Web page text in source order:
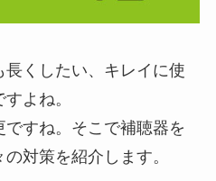
くしたい、キレイに使
よね。
すね。そこで補聴器を
対策を紹介します。